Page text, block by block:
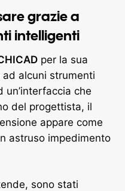
grazie a
intelligenti
per la sua
alcuni strumenti
che
del progettista, il
appare come
astruso impedimento
sono stati